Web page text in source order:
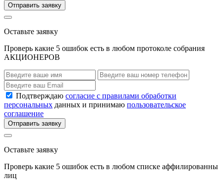
Отправить заявку
Оставьте заявку
Проверь какие 5 ошибок есть в любом протоколе собрания
АКЦИОНЕРОВ
Подтверждаю согласие с правилами обработки
персональных данных и принимаю пользовательское
соглашение
Отправить заявку
Оставьте заявку
Проверь какие 5 ошибок есть в любом списке аффилированны
лиц